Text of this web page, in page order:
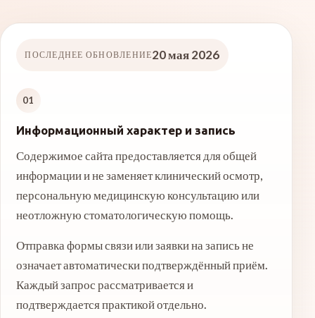
ПОСЛЕДНЕЕ ОБНОВЛЕНИЕ20 мая 2026
01
Информационный характер и запись
Содержимое сайта предоставляется для общей
информации и не заменяет клинический осмотр,
персональную медицинскую консультацию или
неотложную стоматологическую помощь.
Отправка формы связи или заявки на запись не
означает автоматически подтверждённый приём.
Каждый запрос рассматривается и
подтверждается практикой отдельно.